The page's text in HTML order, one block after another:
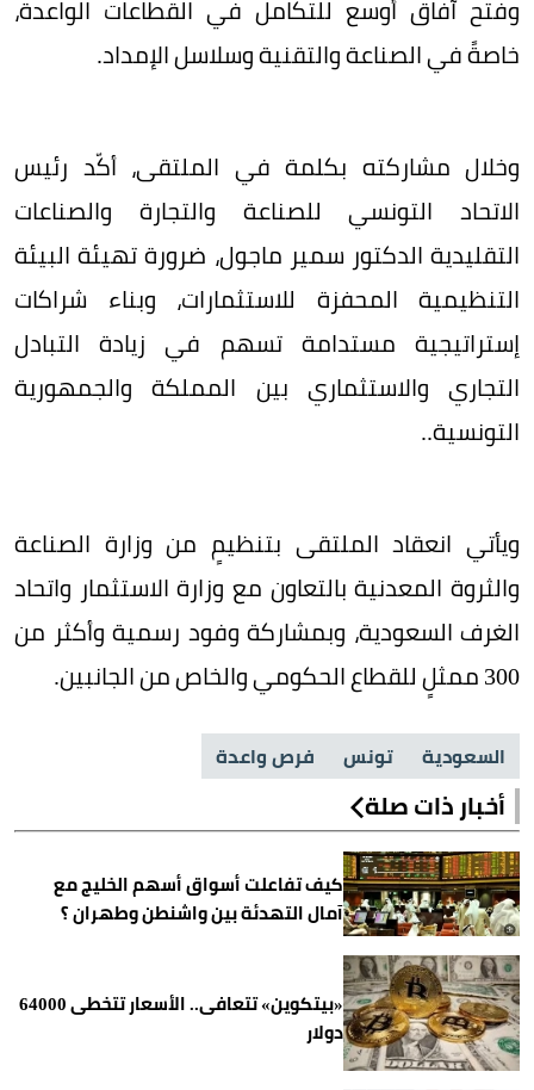
وفتح آفاق أوسع للتكامل في القطاعات الواعدة،
خاصةً في الصناعة والتقنية وسلاسل الإمداد.
وخلال مشاركته بكلمة في الملتقى، أكّد رئيس
الاتحاد التونسي للصناعة والتجارة والصناعات
التقليدية الدكتور سمير ماجول، ضرورة تهيئة البيئة
التنظيمية المحفزة للاستثمارات، وبناء شراكات
إستراتيجية مستدامة تسهم في زيادة التبادل
التجاري والاستثماري بين المملكة والجمهورية
التونسية..
ويأتي انعقاد الملتقى بتنظيمٍ من وزارة الصناعة
والثروة المعدنية بالتعاون مع وزارة الاستثمار واتحاد
الغرف السعودية، وبمشاركة وفود رسمية وأكثر من
300 ممثلٍ للقطاع الحكومي والخاص من الجانبين.
السعودية تونس فرص واعدة
أخبار ذات صلة
كيف تفاعلت أسواق أسهم الخليج مع
آمال التهدئة بين واشنطن وطهران ؟
«بيتكوين» تتعافى.. الأسعار تتخطى 64000
دولار